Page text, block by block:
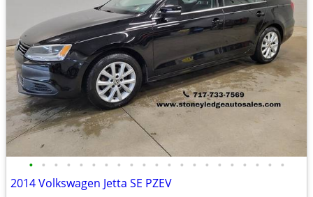
• • • • • • • • • • • • • • • • • • • • •
2014 Volkswagen Jetta SE PZEV